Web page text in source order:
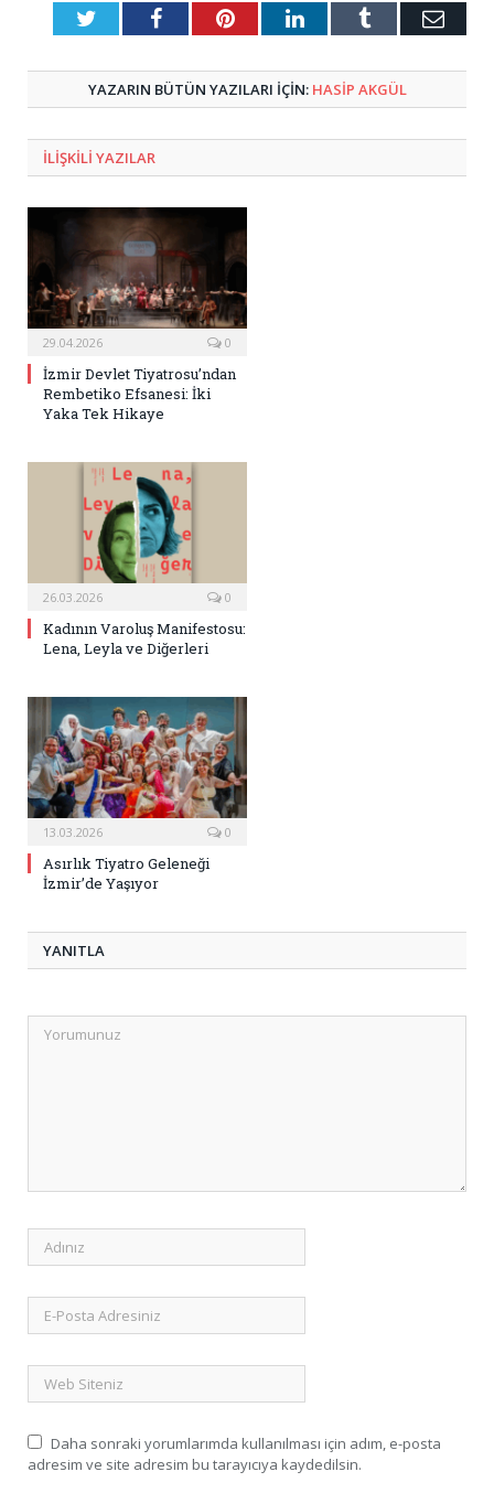
TwitterFacebookPinterestLinkedInTumblr E-
YAZARIN BÜTÜN YAZILARI IÇIN: HASIP AKGÜL
ILIŞKILI YAZILAR
29.04.2026 0
İzmir Devlet Tiyatrosu’ndan
Rembetiko Efsanesi: İki
Yaka Tek Hikaye
26.03.2026 0
Kadının Varoluş Manifestosu:
Lena, Leyla ve Diğerleri
13.03.2026 0
Asırlık Tiyatro Geleneği
İzmir’de Yaşıyor
YANITLA
Daha sonraki yorumlarımda kullanılması için adım, e-posta
adresim ve site adresim bu tarayıcıya kaydedilsin.